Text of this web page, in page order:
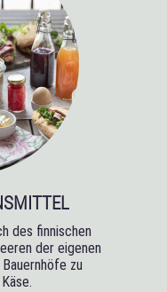
des finnischen
der eigenen
zu